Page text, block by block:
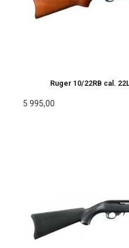
Ruger 10/22RB cal.
5 995,00